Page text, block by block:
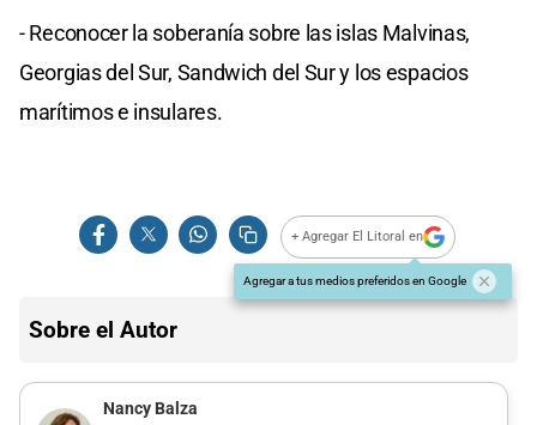
- Reconocer la soberanía sobre las islas Malvinas,
Georgias del Sur, Sandwich del Sur y los espacios
marítimos e insulares.
+ Agregar El Litoral en
Agregar a tus medios preferidos en Google
Sobre el Autor
Nancy Balza